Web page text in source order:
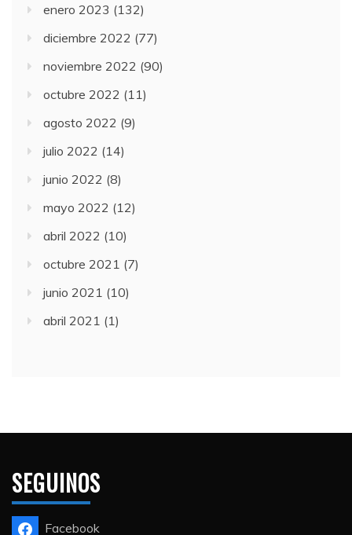
enero 2023 (132)
diciembre 2022 (77)
noviembre 2022 (90)
octubre 2022 (11)
agosto 2022 (9)
julio 2022 (14)
junio 2022 (8)
mayo 2022 (12)
abril 2022 (10)
octubre 2021 (7)
junio 2021 (10)
abril 2021 (1)
SEGUINOS
Facebook